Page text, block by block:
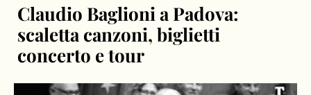
Claudio Baglioni a Padova:
scaletta canzoni, biglietti
concerto e tour